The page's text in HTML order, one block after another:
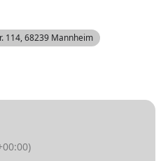
114, 68239 Mannheim